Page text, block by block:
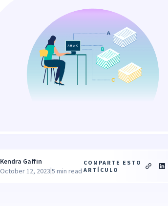
Kendra Gaffin
October 12, 2023|5 min read
COMPARTE ESTO
ARTÍCULO